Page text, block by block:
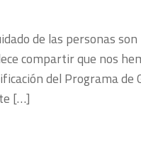
de las personas
compartir que nos
del Programa de
[…]